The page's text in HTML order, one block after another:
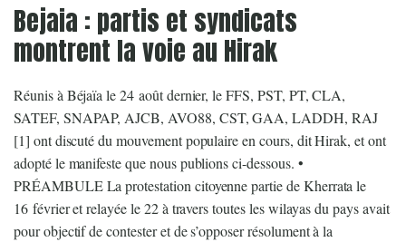
Bejaia : partis et syndicats
montrent la voie au Hirak
Réunis à Béjaïa le 24 août dernier, le FFS, PST, PT, CLA,
SATEF, SNAPAP, AJCB, AVO88, CST, GAA, LADDH, RAJ
[1] ont discuté du mouvement populaire en cours, dit Hirak, et ont
adopté le manifeste que nous publions ci-dessous. •
PRÉAMBULE La protestation citoyenne partie de Kherrata le
16 février et relayée le 22 à travers toutes les wilayas du pays avait
pour objectif de contester et de s’opposer résolument à la